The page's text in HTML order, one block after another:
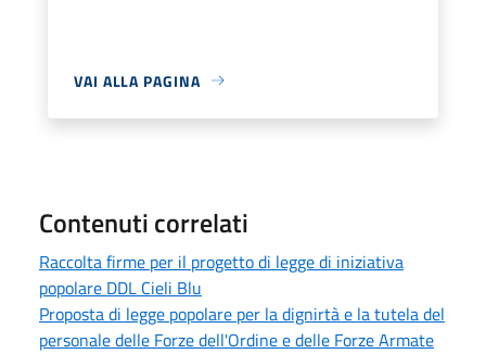
VAI ALLA PAGINA
Contenuti correlati
Raccolta firme per il progetto di legge di iniziativa
popolare DDL Cieli Blu
Proposta di legge popolare per la dignirtà e la tutela del
personale delle Forze dell'Ordine e delle Forze Armate